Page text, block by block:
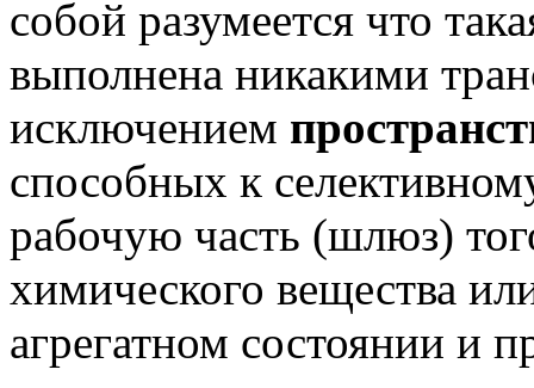
собой разумеется что
выполнена никакими
исключением
способных к
рабочую часть (шлюз)
химического вещества
агрегатном состоянии и